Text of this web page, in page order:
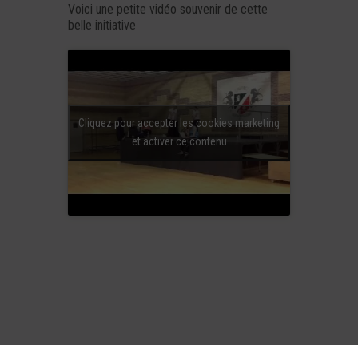
Voici une petite vidéo souvenir de cette
belle initiative
Cliquez pour accepter les cookies marketing
et activer ce contenu